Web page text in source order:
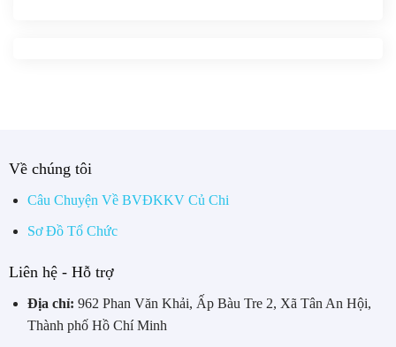
Về chúng tôi
Câu Chuyện Về BVĐKKV Củ Chi
Sơ Đồ Tổ Chức
Liên hệ - Hỗ trợ
Địa chỉ: 962 Phan Văn Khải, Ấp Bàu Tre 2, Xã Tân An Hội,
Thành phố Hồ Chí Minh